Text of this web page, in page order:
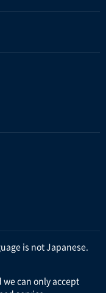
is not Japanese.
we can only accept